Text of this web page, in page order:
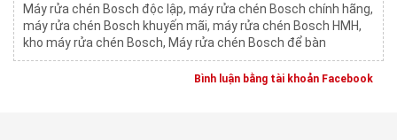
Máy rửa chén Bosch độc lập, máy rửa chén Bosch chính hãng,
máy rửa chén Bosch khuyến mãi, máy rửa chén Bosch HMH,
kho máy rửa chén Bosch, Máy rửa chén Bosch để bàn
Bình luận bằng tài khoản Facebook